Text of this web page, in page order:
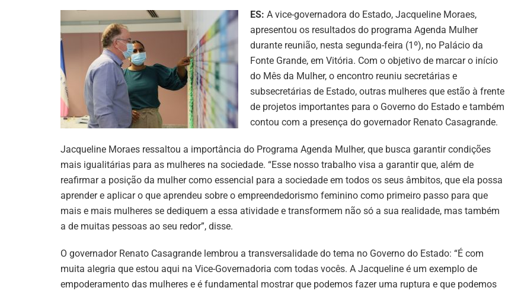
ES: A vice-governadora do Estado, Jacqueline Moraes,
apresentou os resultados do programa Agenda Mulher
durante reunião, nesta segunda-feira (1º), no Palácio da
Fonte Grande, em Vitória. Com o objetivo de marcar o início
do Mês da Mulher, o encontro reuniu secretárias e
subsecretárias de Estado, outras mulheres que estão à frente
de projetos importantes para o Governo do Estado e também
contou com a presença do governador Renato Casagrande.
Jacqueline Moraes ressaltou a importância do Programa Agenda Mulher, que busca garantir condições
mais igualitárias para as mulheres na sociedade. “Esse nosso trabalho visa a garantir que, além de
reafirmar a posição da mulher como essencial para a sociedade em todos os seus âmbitos, que ela possa
aprender e aplicar o que aprendeu sobre o empreendedorismo feminino como primeiro passo para que
mais e mais mulheres se dediquem a essa atividade e transformem não só a sua realidade, mas também
a de muitas pessoas ao seu redor”, disse.
O governador Renato Casagrande lembrou a transversalidade do tema no Governo do Estado: “É com
muita alegria que estou aqui na Vice-Governadoria com todas vocês. A Jacqueline é um exemplo de
empoderamento das mulheres e é fundamental mostrar que podemos fazer uma ruptura e que podemos